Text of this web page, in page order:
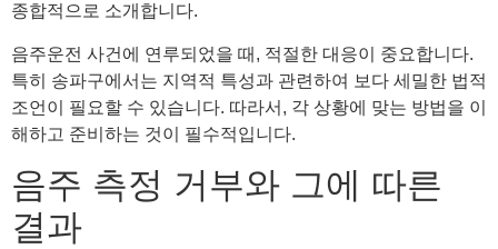
종합적으로 소개합니다.
음주운전 사건에 연루되었을 때, 적절한 대응이 중요합니다.
특히 송파구에서는 지역적 특성과 관련하여 보다 세밀한 법적
조언이 필요할 수 있습니다. 따라서, 각 상황에 맞는 방법을 이
해하고 준비하는 것이 필수적입니다.
음주 측정 거부와 그에 따른
결과